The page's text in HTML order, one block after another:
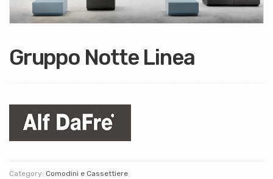
Gruppo Notte Linea
Category: Comodini e Cassettiere